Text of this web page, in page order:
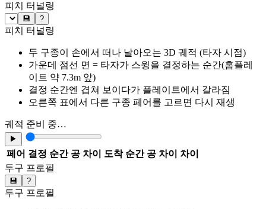
피치 터널링
💾 ?
피치 터널링
두 구종이 손에서 떠나 날아오는 3D 궤적 (타자 시점)
가운데 점선 면 = 타자가 스윙을 결정하는 순간(홈플레
이트 약 7.3m 앞)
결정 순간엔 겹쳐 보이다가 플레이트에서 갈라짐
오른쪽 표에서 다른 구종 페어를 고르면 다시 재생
궤적 준비 중…
▶
페어 결정 순간 공 차이 도착 순간 공 차이
차이
투구 프로필
💾 ?
투구 프로필